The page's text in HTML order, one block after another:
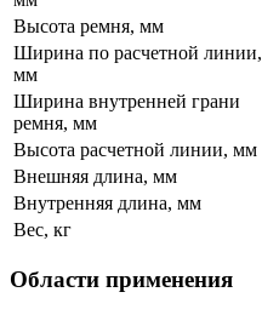
Высота ремня, мм
Ширина по расчетной линии,
мм
Ширина внутренней грани
ремня, мм
Высота расчетной линии, мм
Внешняя длина, мм
Внутренняя длина, мм
Вес, кг
Области применения